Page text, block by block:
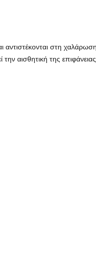
αντιστέκονται στη
αισθητική της